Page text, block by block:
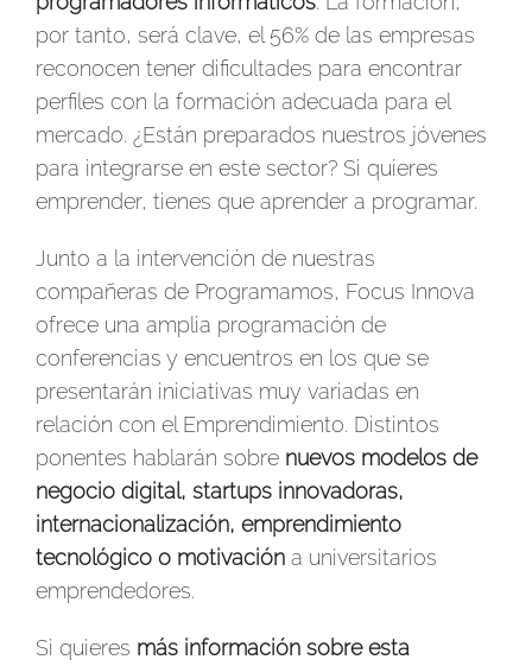
por tanto, será clave, el 56% de las empresas
reconocen tener dificultades para encontrar
perfiles con la formación adecuada para el
mercado. ¿Están preparados nuestros jóvenes
para integrarse en este sector? Si quieres
emprender, tienes que aprender a programar.
Junto a la intervención de nuestras
compañeras de Programamos, Focus Innova
ofrece una amplia programación de
conferencias y encuentros en los que se
presentarán iniciativas muy variadas en
relación con el Emprendimiento. Distintos
ponentes hablarán sobre nuevos modelos de
negocio digital, startups innovadoras,
internacionalización, emprendimiento
tecnológico o motivación a universitarios
emprendedores.
Si quieres más información sobre esta